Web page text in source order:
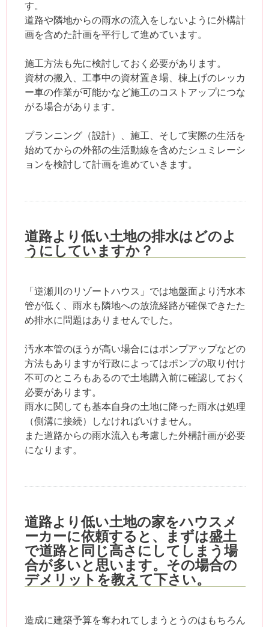
す。
道路や隣地からの雨水の流入をしないように外構計
画を含めた計画を平行して進めています。
施工方法も先に検討しておく必要があります。
資材の搬入、工事中の資材置き場、棟上げのレッカ
ー車の作業が可能かなど施工のコストアップにつな
がる場合があります。
プランニング（設計）、施工、そして実際の生活を
始めてからの外部の生活動線を含めたシュミレーシ
ョンを検討して計画を進めていきます。
道路より低い土地の排水はどのよ
うにしていますか？
「逆瀬川のリゾートハウス」では地盤面より汚水本
管が低く、雨水も隣地への放流経路が確保できたた
め排水に問題はありませんでした。
汚水本管のほうが高い場合にはポンプアップなどの
方法もありますが行政によってはポンプの取り付け
不可のところもあるので土地購入前に確認しておく
必要があります。
雨水に関しても基本自身の土地に降った雨水は処理
（側溝に接続）しなければいけません。
また道路からの雨水流入も考慮した外構計画が必要
になります。
道路より低い土地の家をハウスメ
ーカーに依頼すると、まずは盛土
で道路と同じ高さにしてしまう場
合が多いと思います。その場合の
デメリットを教えて下さい。
造成に建築予算を奪われてしまうとうのはもちろん